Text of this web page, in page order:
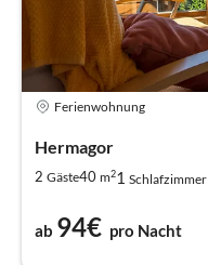
Ferienwohnung
Hermagor
2 Gäste40 m21 Schlafzimmer
ab 94€ pro Nacht